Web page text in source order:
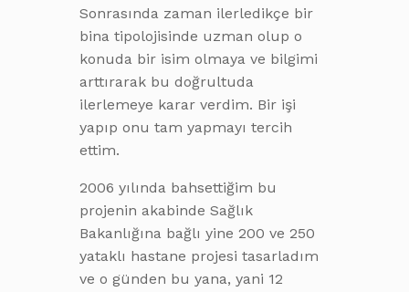
Sonrasında zaman ilerledikçe bir
bina tipolojisinde uzman olup o
konuda bir isim olmaya ve bilgimi
arttırarak bu doğrultuda
ilerlemeye karar verdim. Bir işi
yapıp onu tam yapmayı tercih
ettim.
2006 yılında bahsettiğim bu
projenin akabinde Sağlık
Bakanlığına bağlı yine 200 ve 250
yataklı hastane projesi tasarladım
ve o günden bu yana, yani 12